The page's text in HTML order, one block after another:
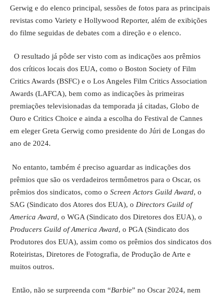
Gerwig e do elenco principal, sessões de fotos para as principais
revistas como Variety e Hollywood Reporter, além de exibições
do filme seguidas de debates com a direção e o elenco.
O resultado já pôde ser visto com as indicações aos prêmios
dos críticos locais dos EUA, como o Boston Society of Film
Critics Awards (BSFC) e o Los Angeles Film Critics Association
Awards (LAFCA), bem como as indicações às primeiras
premiações televisionadas da temporada já citadas, Globo de
Ouro e Critics Choice e ainda a escolha do Festival de Cannes
em eleger Greta Gerwig como presidente do Júri de Longas do
ano de 2024.
No entanto, também é preciso aguardar as indicações dos
prêmios que são os verdadeiros termômetros para o Oscar, os
prêmios dos sindicatos, como o Screen Actors Guild Award, o
SAG (Sindicato dos Atores dos EUA), o Directors Guild of
America Award, o WGA (Sindicato dos Diretores dos EUA), o
Producers Guild of America Award, o PGA (Sindicato dos
Produtores dos EUA), assim como os prêmios dos sindicatos dos
Roteiristas, Diretores de Fotografia, de Produção de Arte e
muitos outros.
Então, não se surpreenda com “Barbie” no Oscar 2024, nem